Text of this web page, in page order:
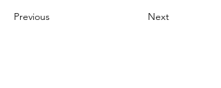
Previous Next